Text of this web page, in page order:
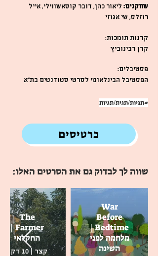
שחקנים: ליאור כהן, דובר קוסאשווילי, אייל
רוזלס, שי אגוזי
קרנות תומכות:
קרן רבינוביץ
פסטיבלים:
הפסטיבל הבינלאומי לסרטי סטודנטים בת"א
#תגיות/תגית/תגיות
כרטיסים
שווה לך לבדוק גם את הסרטים האלו:
War
Before
Bedtime |
מלחמה לפני
השינה
The
Farmer |
החקלאי
קצר | 10 דק |